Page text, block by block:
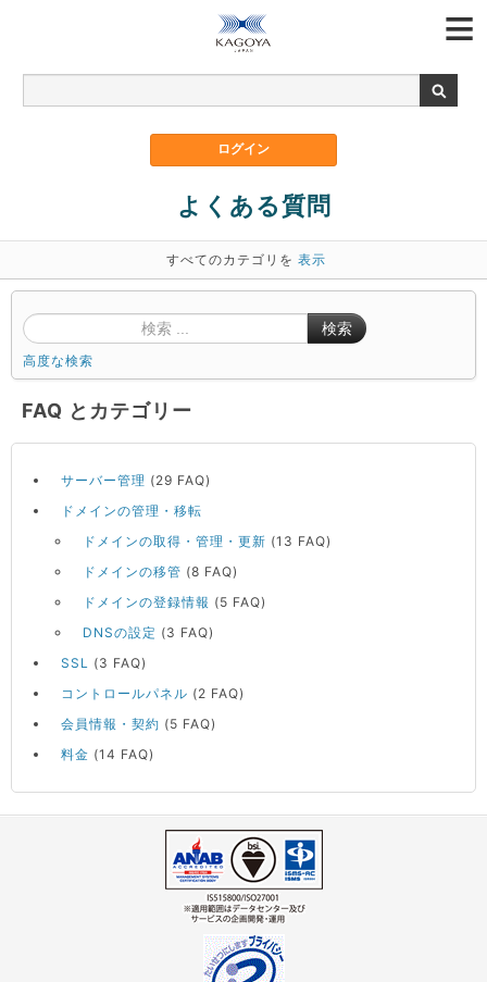
よくある質問
すべてのカテゴリを 表示
検索
高度な検索
FAQ とカテゴリー
サーバー管理 (29 FAQ)
ドメインの管理・移転
ドメインの取得・管理・更新 (13 FAQ)
ドメインの移管 (8 FAQ)
ドメインの登録情報 (5 FAQ)
DNSの設定 (3 FAQ)
SSL
(3 FAQ)
コントロールパネル (2 FAQ)
会員情報・契約 (5 FAQ)
料金 (14 FAQ)